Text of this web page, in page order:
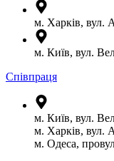
м. Харків, вул.
м. Київ, вул.
Співпраця
м. Київ, вул.
м. Харків, вул.
м. Одеса,